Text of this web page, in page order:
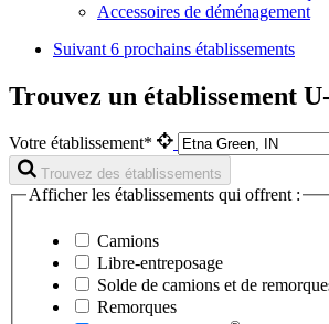
Accessoires de déménagement
Suivant 6 prochains établissements
Trouvez un établissement
Votre établissement*
Trouvez des établissements
Afficher les établissements qui offrent :
Camions
Libre-entreposage
Solde de camions et de
Remorques